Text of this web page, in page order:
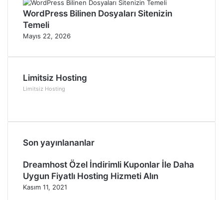
WordPress Bilinen Dosyaları Sitenizin
Temeli
Mayıs 22, 2026
Limitsiz Hosting
Limitsiz Hosting
Son yayınlananlar
Dreamhost Özel İndirimli Kuponlar İle Daha
Uygun Fiyatlı Hosting Hizmeti Alın
Kasım 11, 2021